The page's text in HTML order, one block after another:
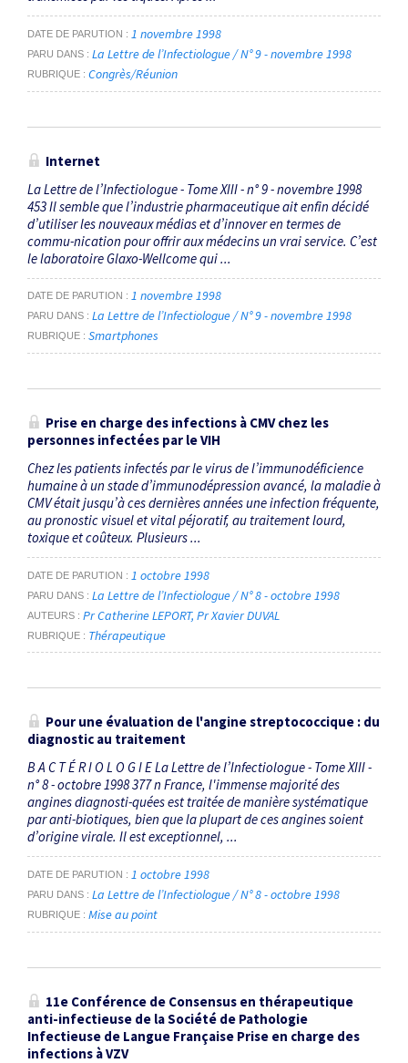
DATE DE PARUTION 1 novembre 1998
PARU DANS La Lettre de l’Infectiologue / N° 9 - novembre 1998
RUBRIQUE Congrès/Réunion
Internet
La Lettre de l’Infectiologue - Tome XIII - n° 9 - novembre 1998
453 Il semble que l’industrie pharmaceutique ait enfin décidé
d’utiliser les nouveaux médias et d’innover en termes de
commu-nication pour offrir aux médecins un vrai service. C’est
le laboratoire Glaxo-Wellcome qui ...
DATE DE PARUTION 1 novembre 1998
PARU DANS La Lettre de l’Infectiologue / N° 9 - novembre 1998
RUBRIQUE Smartphones
Prise en charge des infections à CMV chez les
personnes infectées par le VIH
Chez les patients infectés par le virus de l’immunodéficience
humaine à un stade d’immunodépression avancé, la maladie à
CMV était jusqu’à ces dernières années une infection fréquente,
au pronostic visuel et vital péjoratif, au traitement lourd,
toxique et coûteux. Plusieurs ...
DATE DE PARUTION 1 octobre 1998
PARU DANS La Lettre de l’Infectiologue / N° 8 - octobre 1998
AUTEURS Pr Catherine LEPORT Pr Xavier DUVAL
RUBRIQUE Thérapeutique
Pour une évaluation de l'angine streptococcique : du
diagnostic au traitement
B A C T É R I O L O G I E La Lettre de l’Infectiologue - Tome XIII -
n° 8 - octobre 1998 377 n France, l'immense majorité des
angines diagnosti-quées est traitée de manière systématique
par anti-biotiques, bien que la plupart de ces angines soient
d’origine virale. Il est exceptionnel, ...
DATE DE PARUTION 1 octobre 1998
PARU DANS La Lettre de l’Infectiologue / N° 8 - octobre 1998
RUBRIQUE Mise au point
11e Conférence de Consensus en thérapeutique
anti-infectieuse de la Société de Pathologie
Infectieuse de Langue Française Prise en charge des
infections à VZV